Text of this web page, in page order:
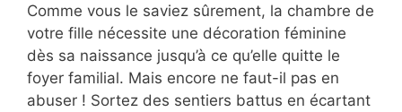
Comme vous le saviez sûrement, la chambre de
votre fille nécessite une décoration féminine
dès sa naissance jusqu’à ce qu’elle quitte le
foyer familial. Mais encore ne faut-il pas en
abuser ! Sortez des sentiers battus en écartant